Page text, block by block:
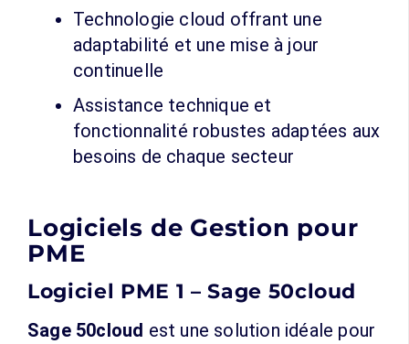
Technologie cloud offrant une
adaptabilité et une mise à jour
continuelle
Assistance technique et
fonctionnalité robustes adaptées aux
besoins de chaque secteur
Logiciels de Gestion pour
PME
Logiciel PME 1 – Sage 50cloud
Sage 50cloud est une solution idéale pour